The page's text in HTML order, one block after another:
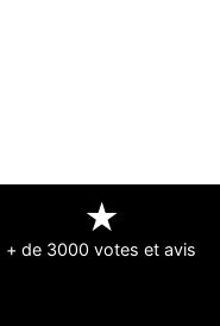
★
+ de 3000 votes et avis